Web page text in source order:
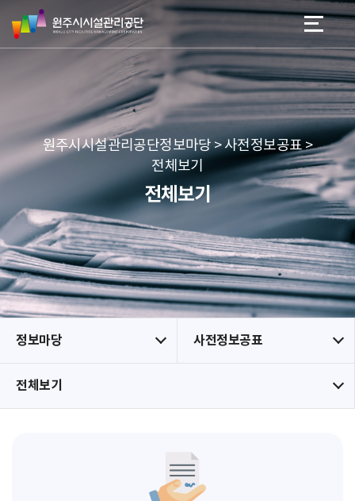
네
본문 바로가기
메뉴 바로가기
원
주
시
리
공
단
원주시시설관리공단정보마당 > 사전정보공표 >
전체보기
전체보기
정보마당 사전정보공표
전체보기